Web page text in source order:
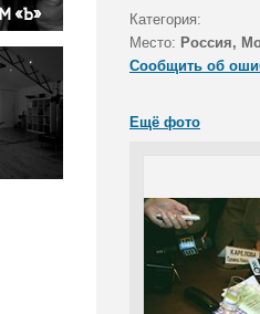
Категория:
Место: Россия,
Сообщить об
Ещё фото